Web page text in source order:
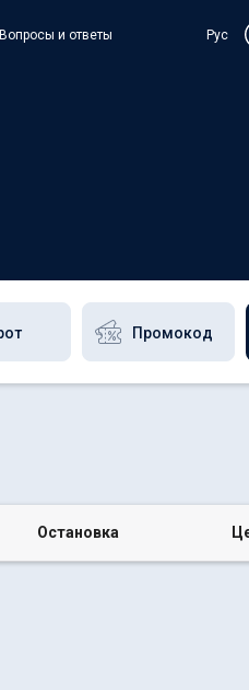
Вопросы и ответы Рус
Остановка